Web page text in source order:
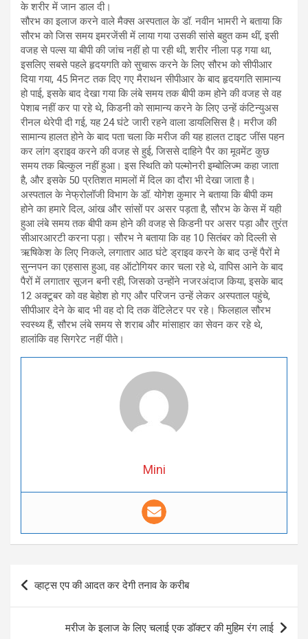
के शरीर में जान डाल दी।
सौरभ का इलाज करने वाले मैक्स अस्पताल के डॉ. नवीन भामरी ने बताया कि
सौरभ को जिस समय इमरजेंसी में लाया गया उसकी सांसे बहुत कम थीं, इसी
वजह से पल्स या बीपी की जांच नहीं हो पा रही थी, शरीर नीला पड़ गया था,
इसलिए सबसे पहले हृदयगति को सुचारू करने के लिए सौरभ को सीपीआर
दिया गया, 45 मिनट तक दिए गए मैराथन सीपीआर के बाद हृदयगति सामान्य
हो पाई, इसके बाद देखा गया कि लंबे समय तक बीपी कम होने की वजह से वह
पेशाब नहीं कर पा रहे थे, किडनी को सामान्य करने के लिए उन्हें कंटिन्युअस
रीनल थेरेपी दी गई, यह 24 घंटे जारी रहने वाला डायलिसिस है। मरीज की
सामान्य हालत होने के बाद पता चला कि मरीज की यह हालत टाइट जींस पहन
कर लांग ड्राइव करने की वजह से हुई, जिससे दाहिने पैर का मूवमेंट कुछ
समय तक बिल्कुल नहीं हुआ। इस स्थिति को पल्मोनरी इम्बोलिज्म कहा जाता
है, और इसके 50 प्रतिशत मामलों में दिल का दौरा भी देखा जाता है।
अस्पताल के नेफ्रोलॉजी विभाग के डॉ. योगेश कुमार ने बताया कि बीपी कम
होने का हमारे दिल, आंख और सांसों पर असर पड़ता है, सौरभ के केस में यही
हुआ लंबे समय तक बीपी कम होने की वजह से किडनी पर असर पड़ा और तुरंत
सीआरआरटी करना पड़ा। सौरभ ने बताया कि वह 10 सितंबर को दिल्ली से
ऋषिकेश के लिए निकले, लगातार आठ घंटे ड्राइव करने के बाद उन्हें पैरों मे
सुन्नपन का एहसास हुआ, वह ऑटोगियर कार चला रहे थे, वापिस आने के बाद
पैरों में लगातार सूजन बनी रही, जिसको उन्होंने नजरअंदाज किया, इसके बाद
12 अक्टूबर को वह बेहोश हो गए और परिजन उन्हें लेकर अस्पताल पहुंचे,
सीपीआर देने के बाद भी वह दो दि तक वेंटिलेटर पर रहे। फिलहाल सौरभ
स्वस्थ्य हैं, सौरभ लंबे समय से शराब और मांसाहार का सेवन कर रहे थे,
हालांकि वह सिगरेट नहीं पीते।
Mini
Post
navigation
व्हाट्स एप की आदत कर देगी तनाव के करीब
मरीज के इलाज के लिए चलाई एक डॉक्टर की मुहिम रंग लाई